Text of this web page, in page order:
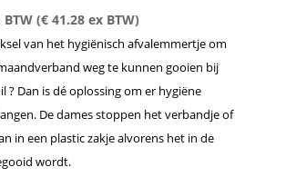
(€41.28ex BTW)
van het hygiënisch afvalemmertje om
weg te kunnen gooien bij
? Dan is dé oplossing om er hygiëne
De dames stoppen het verbandje of
in een plastic zakje alvorens het in de
wordt.